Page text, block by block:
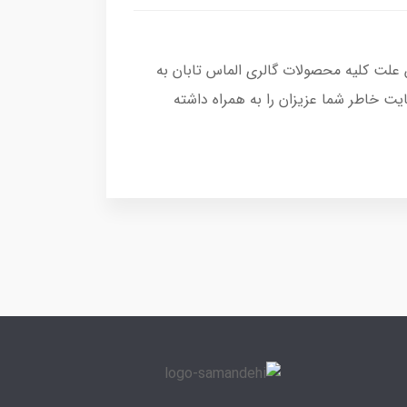
کلیه محصولات گالری الماس تابان به
خاطر شما عزیزان را به همراه داشته